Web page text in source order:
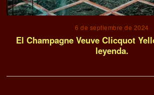
6 de septiembre de 2024
El Champagne Veuve Clicquot
leyenda.